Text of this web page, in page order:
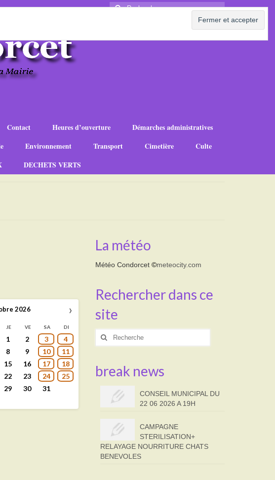
Rechercher
Contact Heures d’ouverture
Démarches administratives
Environnement Transport Cimetière
Culte
DECHETS VERTS
›
2026
JE VE SA DI
1 2 3
4
8 9 10
11
15 16 17
18
22 23 24
25
29 30 31
La météo
Météo Condorcet©meteocity.com
Rechercher dans ce
site
Rechercher
break news
CONSEIL MUNICIPAL DU
22 06 2026 A 19H
CAMPAGNE
STERILISATION+
RELAYAGE NOURRITURE CHATS
BENEVOLES